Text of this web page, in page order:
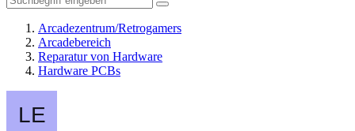
Arcadezentrum/Retrogamers
Arcadebereich
Reparatur von Hardware
Hardware PCBs